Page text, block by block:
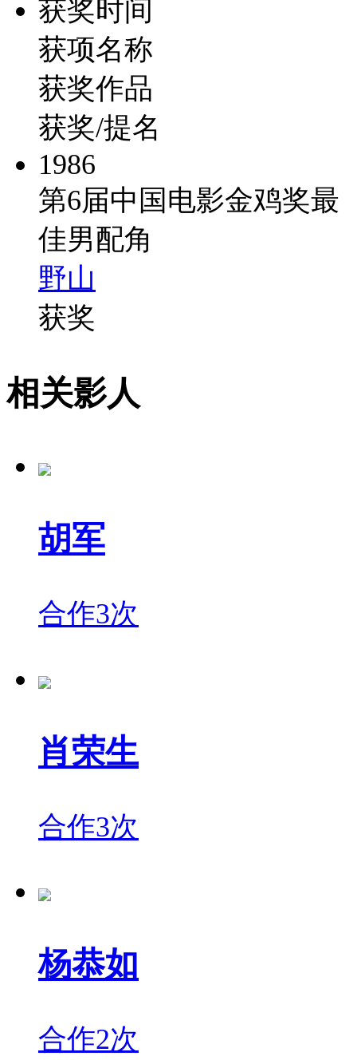
获奖时间
获项名称
获奖作品
获奖/提名
1986
第6届中国电影金鸡奖最
佳男配角
野山
获奖
相关影人
胡军
合作3次
肖荣生
合作3次
杨恭如
合作2次